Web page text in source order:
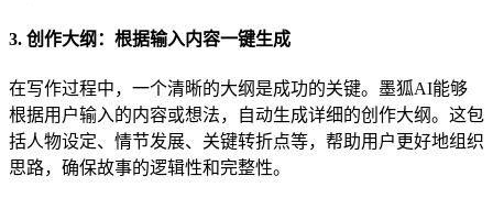
3. 创作大纲：根据输入内容一键生成
在写作过程中，一个清晰的大纲是成功的关键。墨狐AI能够
根据用户输入的内容或想法，自动生成详细的创作大纲。这包
括人物设定、情节发展、关键转折点等，帮助用户更好地组织
思路，确保故事的逻辑性和完整性。